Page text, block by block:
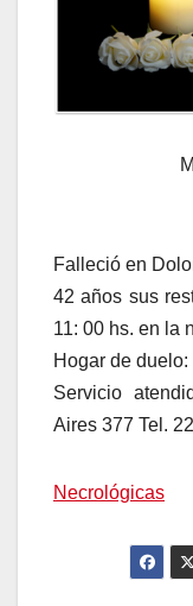
Falleció en
42 años sus
11: 00 hs. en la
Hogar de
Servicio
Aires 377 Tel.
Necrológicas